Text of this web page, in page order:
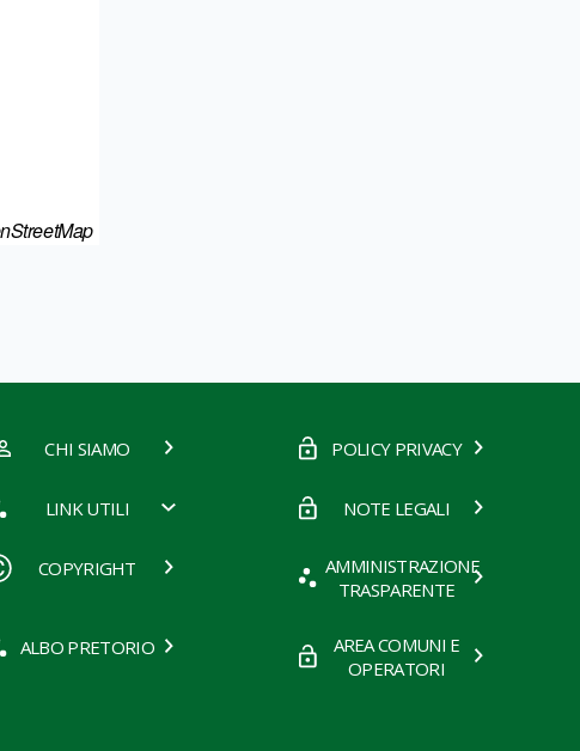
CHI SIAMO POLICY PRIVACY
LINK UTILI NOTE LEGALI
COPYRIGHT
AMMINISTRAZIONE
TRASPARENTE
ALBO PRETORIO
AREA COMUNI E
OPERATORI